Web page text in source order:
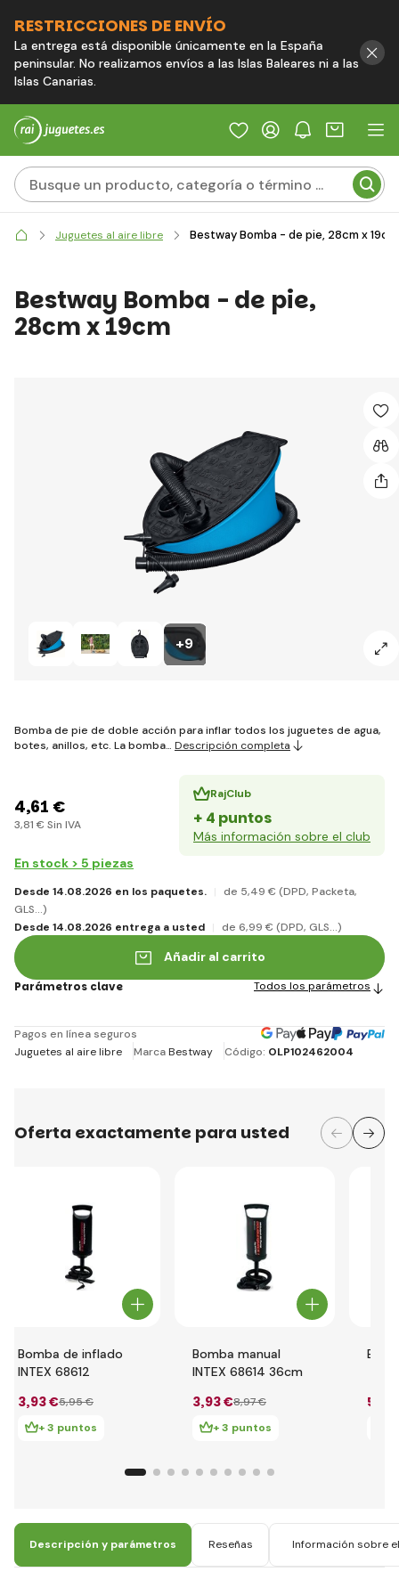
RESTRICCIONES DE ENVÍO
La entrega está disponible únicamente en la España
peninsular. No realizamos envíos a las Islas Baleares ni a las
Islas Canarias.
Juguetes al aire libre Bestway Bomba - de pie, 28cm x 19cm
+9
Bestway Bomba - de pie,
28cm x 19cm
Bomba de pie de doble acción para inflar todos los juguetes de agua,
botes, anillos, etc. La bomba… Descripción completa
4,61 €
3,81 € Sin IVA
RajClub
+ 4 puntos
Más información sobre el club
En stock > 5 piezas
Desde 14.08.2026 en los paquetes. de 5,49 € (DPD, Packeta,
GLS...)
Desde 14.08.2026 entrega a usted
de 6,99 € (DPD, GLS...)
Añadir al carrito
Parámetros clave Todos los parámetros
Pagos en línea seguros
Juguetes al aire libre
MarcaBestway Código: OLP102462004
Oferta exactamente para usted
Bomba de inflado
INTEX 68612
3,93 €5,95 €
+ 3 puntos
Bomba manual
INTEX 68614 36cm
3,93 €8,97 €
+ 3 puntos
5
Descripción y parámetros Reseñas Información sobre